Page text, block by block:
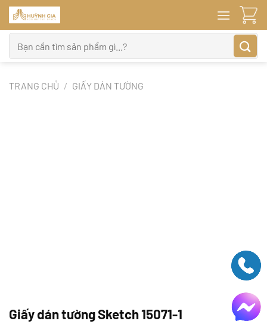
Bỏ
qua
nội
dung
kiếm:
TRANG CHỦ / GIẤY DÁN TƯỜNG
Giấy dán tường Sketch 15071-1